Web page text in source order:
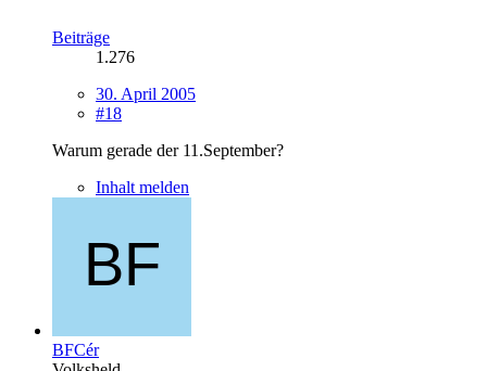
Beiträge
1.276
30. April 2005
#18
Warum gerade der 11.September?
Inhalt melden
BFCér